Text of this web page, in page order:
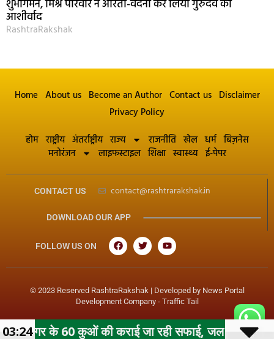
शुभागमन, मिश्र परिवार ने आरती-वंदना कर लिया गुरुदेव का
आशीर्वाद
RashtraRakshak
Home About us Become an Author Contact us Disclaimer
Privacy Policy
होम राष्ट्रीय अंतर्राष्ट्रीय राज्य राजनीति खेल धर्म बिज़नेस
मनोरंजन
लाइफस्टाइल शिक्षा स्वास्थ्य ई-पेपर
CONTACT US contact@rashtrarakshak.in
DOWNLOAD OUR APP
FOLLOW US ON
© 2023 Reserved RashtraRakshak | Developed by News Portal
Development Company- Traffic Tail
कुओं की कराई जा रही सफाई, जल गंगा संवर्धन अभियान के
03:24